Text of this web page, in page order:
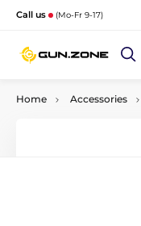
Call us (Mo-Fr 9-17)
Home Accessories